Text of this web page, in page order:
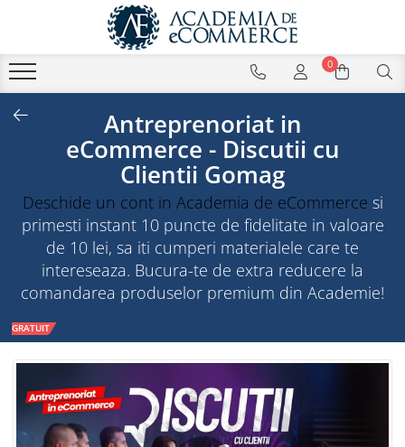
0
Antreprenoriat in
eCommerce - Discutii cu
Clientii Gomag
Deschide un cont in Academia de eCommerce si
primesti instant 10 puncte de fidelitate in valoare
de 10 lei, sa iti cumperi materialele care te
intereseaza. Bucura-te de extra reducere la
comandarea produselor premium din Academie!
GRATUIT